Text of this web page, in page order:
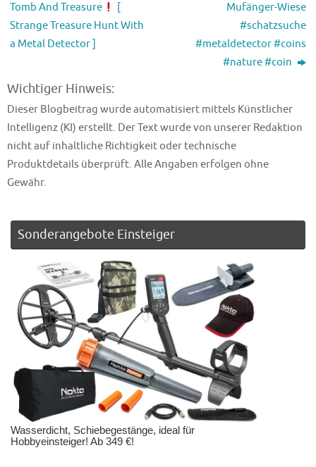
Tomb And Treasure
[
Strange Treasure Hunt With
a Metal Detector ]
Mufänger-Wiese
#schatzsuche
#metaldetector #coins
#nature #coin
Wichtiger Hinweis:
Dieser Blogbeitrag wurde automatisiert mittels Künstlicher
Intelligenz (KI) erstellt. Der Text wurde von unserer Redaktion
nicht auf inhaltliche Richtigkeit oder technische
Produktdetails überprüft. Alle Angaben erfolgen ohne
Gewähr.
Sonderangebote Einsteiger
Wasserdicht, Schiebegestänge, ideal für
Hobbyeinsteiger! Ab 349 €!